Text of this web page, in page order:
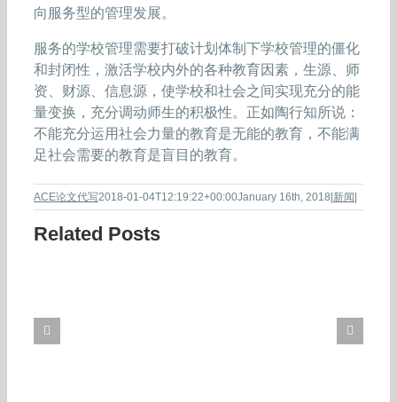
向服务型的管理发展。
服务的学校管理需要打破计划体制下学校管理的僵化
和封闭性，激活学校内外的各种教育因素，生源、师
资、财源、信息源，使学校和社会之间实现充分的能
量变换，充分调动师生的积极性。正如陶行知所说：
不能充分运用社会力量的教育是无能的教育，不能满
足社会需要的教育是盲目的教育。
ACE论文代写2018-01-04T12:19:22+00:00January 16th, 2018|新闻|
Related Posts